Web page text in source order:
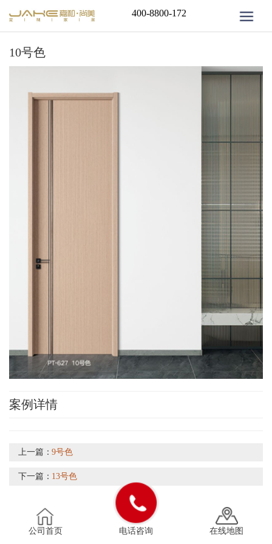
400-8800-172
10号色
案例详情
上一篇：9号色
下一篇： 13号色
公司首页 电话咨询 在线地图